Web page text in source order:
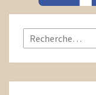
Rechercher :